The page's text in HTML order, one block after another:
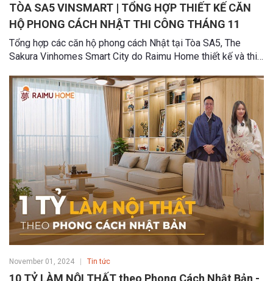
TÒA SA5 VINSMART | TỔNG HỢP THIẾT KẾ CĂN
HỘ PHONG CÁCH NHẬT THI CÔNG THÁNG 11
Tổng hợp các căn hộ phong cách Nhật tại Tòa SA5, The
Sakura Vinhomes Smart City do Raimu Home thiết kế và thi
November 01, 2024 Tin tức